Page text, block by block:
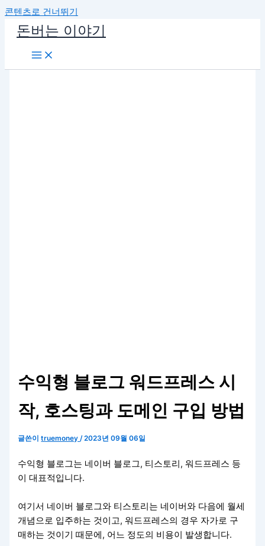
콘텐츠로 건너뛰기
돈버는 이야기
수익형 블로그 워드프레스 시
작, 호스팅과 도메인 구입 방법
글쓴이truemoney/2023년 09월 06일
수익형 블로그는 네이버 블로그, 티스토리, 워드프레스 등
이 대표적입니다.
여기서 네이버 블로그와 티스토리는 네이버와 다음에 월세
개념으로 입주하는 것이고, 워드프레스의 경우 자가로 구
매하는 것이기 때문에, 어느 정도의 비용이 발생합니다.